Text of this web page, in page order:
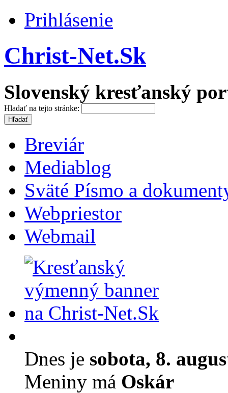
Prihlásenie
Christ-Net.Sk
Slovenský kresťanský
Hladať na tejto stránke:
Breviár
Mediablog
Sväté Písmo a
Webpriestor
Webmail
Dnes je sobota, 8.
Meniny má Oskár